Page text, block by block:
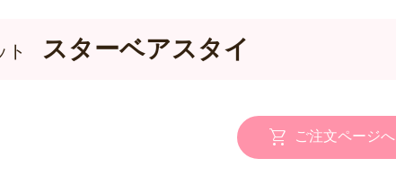
ト スターベアスタイ
ご注文ページへ